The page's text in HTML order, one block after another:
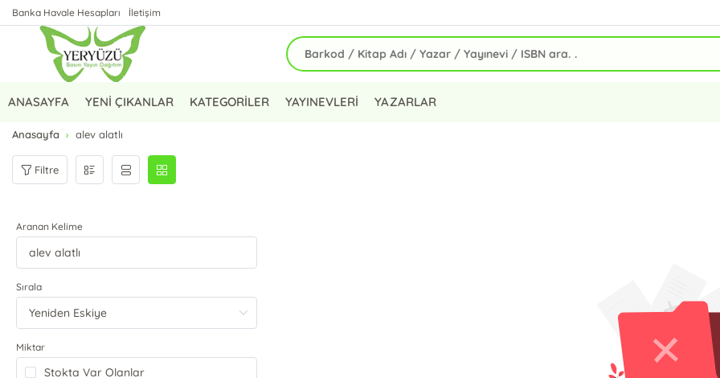
Banka Havale Hesapları İletişim
ANASAYFA YENİ ÇIKANLAR KATEGORİLER YAYINEVLERİ YAZARLAR
Anasayfa alev alatlı
Filtre
Aranan Kelime
Sırala
Miktar
Stokta Var Olanlar